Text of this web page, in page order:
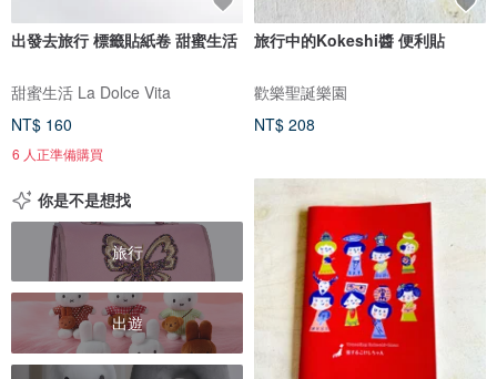
出發去旅行 標籤貼紙卷 甜蜜生活
甜蜜生活 La Dolce Vita
NT$ 160
6 人正準備購買
旅行中的Kokeshi醬 便利貼
歡樂聖誕樂園
NT$ 208
你是不是想找
旅行
出遊